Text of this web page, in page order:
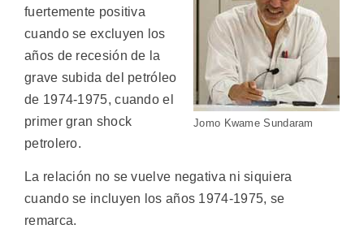
Jomo Kwame Sundaram
fuertemente positiva
cuando se excluyen los
años de recesión de la
grave subida del petróleo
de 1974-1975, cuando el
primer gran shock
petrolero.
La relación no se vuelve negativa ni siquiera
cuando se incluyen los años 1974-1975, se
remarca.